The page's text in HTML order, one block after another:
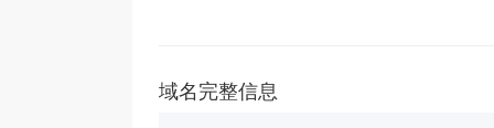
域名完整信息